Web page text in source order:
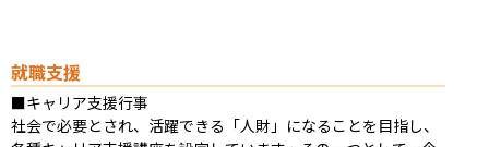
就職支援
■キャリア支援行事
社会で必要とされ、活躍できる「人財」になることを目指し、